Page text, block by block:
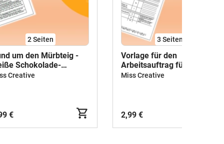
2Seiten
um den Mürbteig -
Schokolade-
Tartelettes
Creative
€
3 Seiten
Vorlage für den
Arbeitsauftrag für das
Planungsteam
Miss Creative
2,99 €